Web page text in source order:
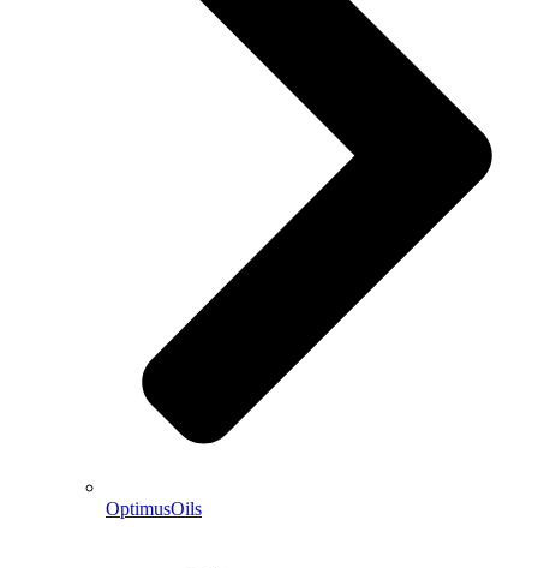
OptimusOils